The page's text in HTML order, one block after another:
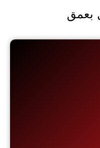
بعمق